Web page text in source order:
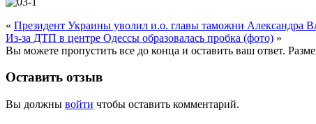
« Президент Украины уволил и.о. главы таможни Александра
Из-за ДТП в центре Одессы образовалась пробка (фото) »
Вы можете пропустить все до конца и оставить ваш ответ.
Оставить отзыв
Вы должны войти чтобы оставить комментарий.